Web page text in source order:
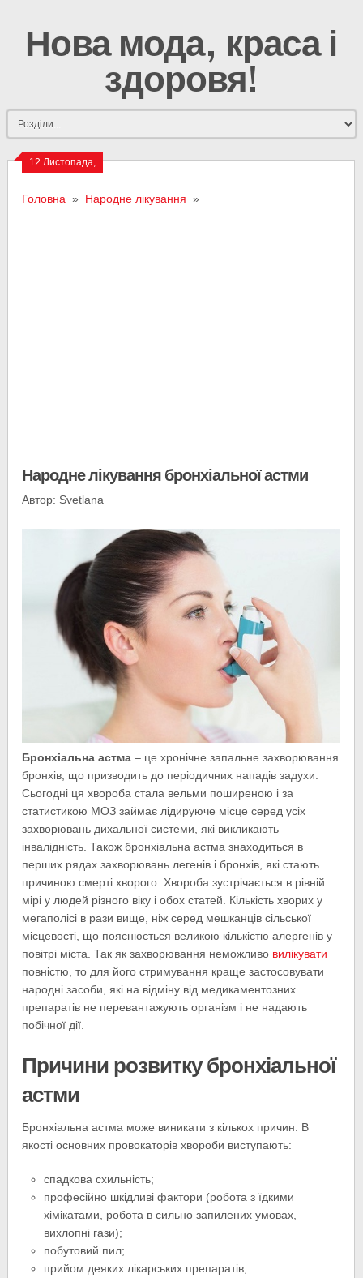
Нова мода, краса і
здоровя!
12 Листопада,
Головна » Народне лікування »
Народне лікування бронхіальної астми
Автор: Svetlana
Бронхіальна астма – це хронічне запальне захворювання
бронхів, що призводить до періодичних нападів задухи.
Сьогодні ця хвороба стала вельми поширеною і за
статистикою МОЗ займає лідируюче місце серед усіх
захворювань дихальної системи, які викликають
інвалідність. Також бронхіальна астма знаходиться в
перших рядах захворювань легенів і бронхів, які стають
причиною смерті хворого. Хвороба зустрічається в рівній
мірі у людей різного віку і обох статей. Кількість хворих у
мегаполісі в рази вище, ніж серед мешканців сільської
місцевості, що пояснюється великою кількістю алергенів у
повітрі міста. Так як захворювання неможливо вилікувати
повністю, то для його стримування краще застосовувати
народні засоби, які на відміну від медикаментозних
препаратів не перевантажують організм і не надають
побічної дії.
Причини розвитку бронхіальної
астми
Бронхіальна астма може виникати з кількох причин. В
якості основних провокаторів хвороби виступають:
спадкова схильність;
професійно шкідливі фактори (робота з їдкими
хімікатами, робота в сильно запилених умовах,
вихлопні гази);
побутовий пил;
прийом деяких лікарських препаратів;